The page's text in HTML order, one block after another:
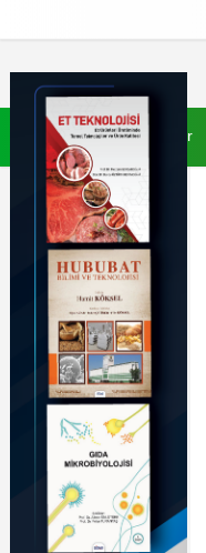
9 Ağustos 2026, Pazar